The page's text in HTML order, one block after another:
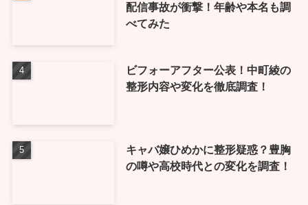
配信事故が衝撃！年齢や本名も調
べてみた
ビフォーアフター公表！中町綾の
整形内容や変化を徹底調査！
キャバ嬢ひめかに整形疑惑？豊胸
の噂や高校時代との変化を調査！